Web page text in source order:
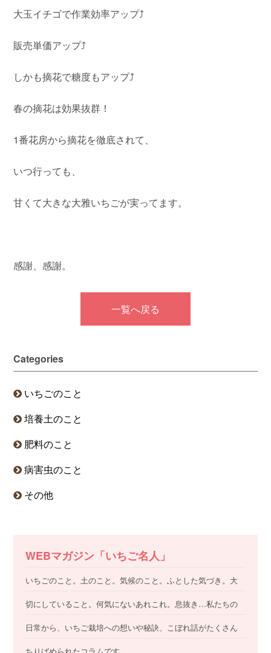
大玉イチゴで作業効率アップ⤴️
販売単価アップ⤴️
しかも摘花で糖度もアップ⤴️
春の摘花は効果抜群！
1番花房から摘花を徹底されて、
いつ行っても、
甘くて大きな大雅いちごが実ってます。
感謝、感謝。
一覧へ戻る
Categories
いちごのこと
培養土のこと
肥料のこと
病害虫のこと
その他
WEBマガジン「いちご名人」
いちごのこと。土のこと。気候のこと。ふとした気づき。大
切にしていること。何気にないあれこれ。息抜き…私たちの
日常から、いちご栽培への想いや秘訣、こぼれ話がたくさん